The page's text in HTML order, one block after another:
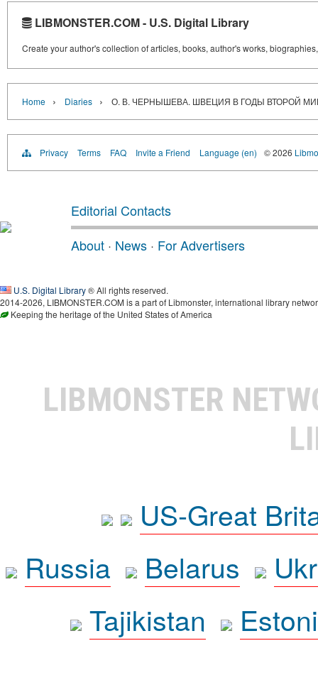
LIBMONSTER.COM - U.S. Digital Library
Create your author's collection of articles, books, author's works,
Home › Diaries › О. В. ЧЕРНЫШЕВА. ШВЕЦИЯ В ГОДЫ ВТОРОЙ
Privacy Terms FAQ Invite a Friend Language (en) © 2026
Editorial Contacts
About · News · For Advertisers
U.S. Digital Library® All rights reserved.
2014-2026, LIBMONSTER.COM is a part of Libmonster, international library
Keeping the heritage of the United States of America
LIBMONSTER
US-Great
Russia
Belarus
Tajikistan